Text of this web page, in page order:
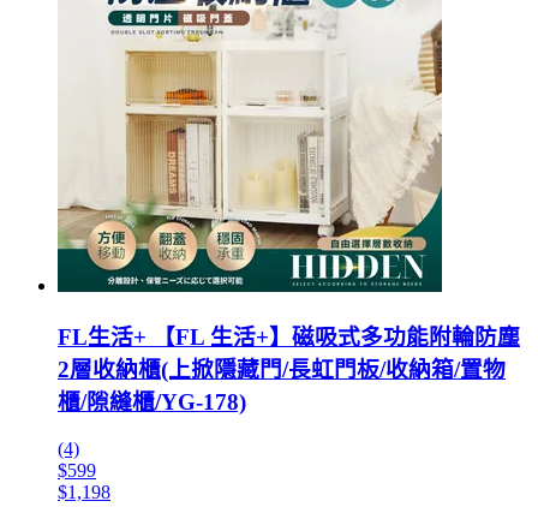
FL生活+ 【FL 生活+】磁吸式多功能附輪防塵
2層收納櫃(上掀隱藏門/長虹門板/收納箱/置物
櫃/隙縫櫃/YG-178)
(4)
$599
$1,198